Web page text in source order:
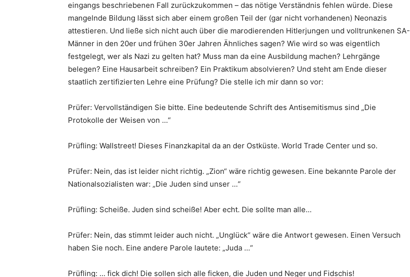
eingangs beschriebenen Fall zurückzukommen – das nötige Verständnis fehlen würde. Diese
mangelnde Bildung lässt sich aber einem großen Teil der (gar nicht vorhandenen) Neonazis
attestieren. Und ließe sich nicht auch über die marodierenden Hitlerjungen und volltrunkenen SA-
Männer in den 20er und frühen 30er Jahren Ähnliches sagen? Wie wird so was eigentlich
festgelegt, wer als Nazi zu gelten hat? Muss man da eine Ausbildung machen? Lehrgänge
belegen? Eine Hausarbeit schreiben? Ein Praktikum absolvieren? Und steht am Ende dieser
staatlich zertifizierten Lehre eine Prüfung? Die stelle ich mir dann so vor:
Prüfer: Vervollständigen Sie bitte. Eine bedeutende Schrift des Antisemitismus sind „Die
Protokolle der Weisen von …“
Prüfling: Wallstreet! Dieses Finanzkapital da an der Ostküste. World Trade Center und so.
Prüfer: Nein, das ist leider nicht richtig. „Zion“ wäre richtig gewesen. Eine bekannte Parole der
Nationalsozialisten war: „Die Juden sind unser …“
Prüfling: Scheiße. Juden sind scheiße! Aber echt. Die sollte man alle…
Prüfer: Nein, das stimmt leider auch nicht. „Unglück“ wäre die Antwort gewesen. Einen Versuch
haben Sie noch. Eine andere Parole lautete: „Juda …“
Prüfling: … fick dich! Die sollen sich alle ficken, die Juden und Neger und Fidschis!